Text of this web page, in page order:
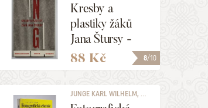
8/10
Kresby a
plastiky žáků
Jana Štursy -
pohlednice
88 Kč
JUNGE KARL WILHELM, ...